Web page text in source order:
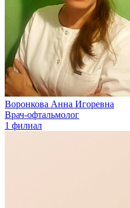
Воронкова Анна Игоревна
Врач-офтальмолог
1 филиал